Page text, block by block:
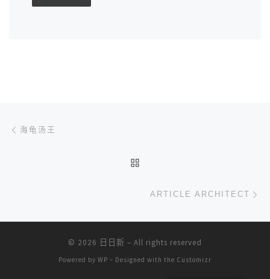
文章导航
海龟汤王
ARTICLE ARCHITECT
© 2026 日日新 – All rights reserved
Powered by WP – Designed with the Customizr